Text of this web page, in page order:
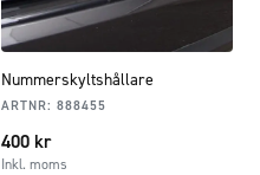
Nummerskyltshållare
ARTNR: 888455
400 kr
Inkl. moms